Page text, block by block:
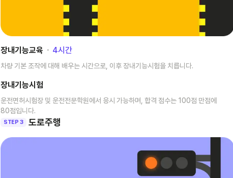
장내기능교육 ･ 4시간
차량 기본 조작에 대해 배우는 시간으로, 이후 장내기능시험을 치릅니다.
장내기능시험
운전면허시험장 및 운전전문학원에서 응시 가능하며, 합격 점수는 100점 만점에
80점입니다.
STEP 3 도로주행